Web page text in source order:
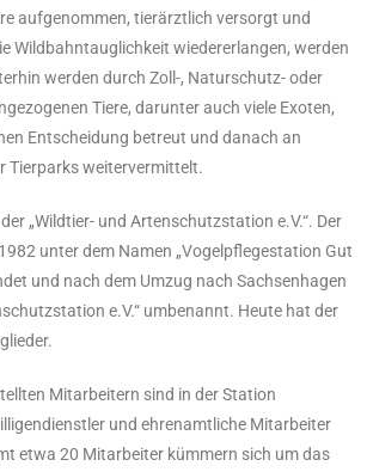
aufgenommen, tierärztlich versorgt und
Wildbahntauglichkeit wiedererlangen, werden
werden durch Zoll-, Naturschutz- oder
Tiere, darunter auch viele Exoten,
Entscheidung betreut und danach an
Tierparks weitervermittelt.
„Wildtier- und Artenschutzstation e.V.“. Der
unter dem Namen „Vogelpflegestation Gut
und nach dem Umzug nach Sachsenhagen
e.V.“ umbenannt. Heute hat der
Mitarbeitern sind in der Station
und ehrenamtliche Mitarbeiter
etwa 20 Mitarbeiter kümmern sich um das